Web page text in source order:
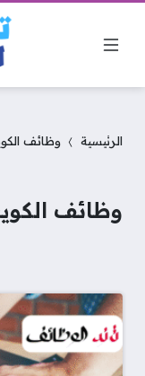
الرئيسية وظائف
وظائف